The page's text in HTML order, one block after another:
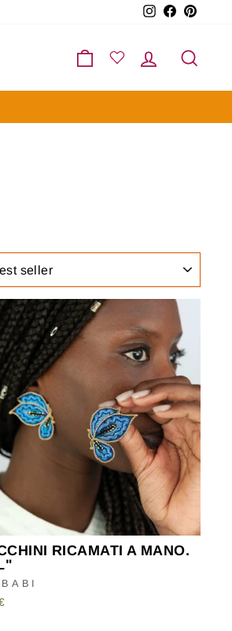
InstagramFacebook
Carrello Accedi
RICAMATI A MANO.